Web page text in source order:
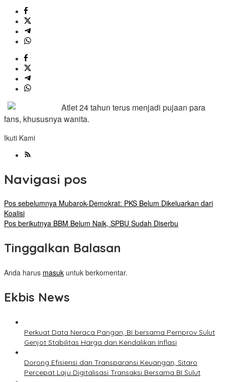
Atlet 24 tahun terus menjadi pujaan para
fans, khususnya wanita.
Ikuti Kami
Navigasi pos
Pos sebelumnya Mubarok-Demokrat: PKS Belum Dikeluarkan dari
Koalisi
Pos berikutnya BBM Belum Naik, SPBU Sudah Diserbu
Tinggalkan Balasan
Anda harus masuk untuk berkomentar.
Ekbis News
Perkuat Data Neraca Pangan, BI bersama Pemprov Sulut
Genjot Stabilitas Harga dan Kendalikan Inflasi
Dorong Efisiensi dan Transparansi Keuangan, Sitaro
Percepat Laju Digitalisasi Transaksi Bersama BI Sulut